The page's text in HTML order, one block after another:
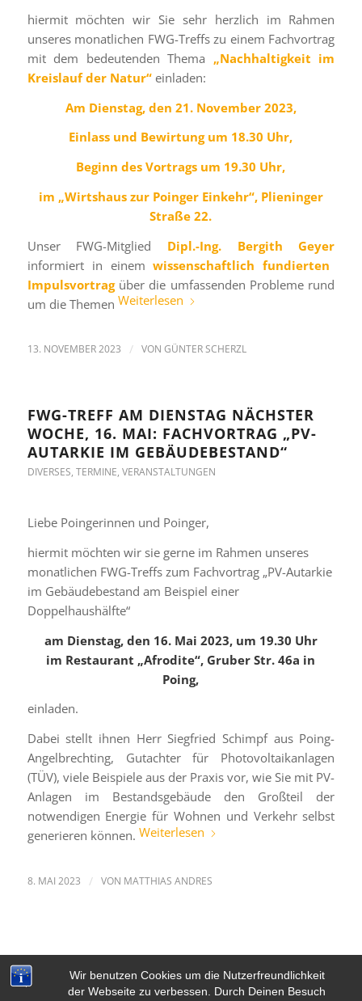
Wir benutzen Cookies um die Nutzerfreundlichkeit
der Webseite zu verbessen. Durch Deinen Besuch
hiermit möchten wir Sie sehr herzlich im Rahmen
unseres monatlichen FWG-Treffs zu einem Fachvortrag
mit dem bedeutenden Thema „Nachhaltigkeit im
Kreislauf der Natur“ einladen:
Am Dienstag, den 21. November 2023,
Einlass und Bewirtung um 18.30 Uhr,
Beginn des Vortrags um 19.30 Uhr,
im „Wirtshaus zur Poinger Einkehr“, Plieninger
Straße 22.
Unser FWG-Mitglied Dipl.-Ing. Bergith Geyer
informiert in einemwissenschaftlich fundierten
Impulsvortragüber die umfassenden Probleme rund
um die Themen Weiterlesen
13. NOVEMBER 2023 / VON GÜNTER SCHERZL
FWG-TREFF AM DIENSTAG NÄCHSTER
WOCHE, 16. MAI: FACHVORTRAG „PV-
AUTARKIE IM GEBÄUDEBESTAND“
DIVERSES, TERMINE, VERANSTALTUNGEN
Liebe Poingerinnen und Poinger,
hiermit möchten wir sie gerne im Rahmen unseres
monatlichen FWG-Treffs zum Fachvortrag „PV-Autarkie
im Gebäudebestand am Beispiel einer
Doppelhaushälfte“
am Dienstag, den 16. Mai 2023, um 19.30 Uhr
im Restaurant „Afrodite“, Gruber Str. 46a in
Poing,
einladen.
Dabei stellt ihnen Herr Siegfried Schimpf aus Poing-
Angelbrechting, Gutachter für Photovoltaikanlagen
(TÜV), viele Beispiele aus der Praxis vor, wie Sie mit PV-
Anlagen im Bestandsgebäude den Großteil der
notwendigen Energie für Wohnen und Verkehr selbst
generieren können. Weiterlesen
8. MAI 2023 / VON MATTHIAS ANDRES